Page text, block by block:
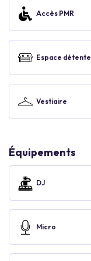
Accès PMR
Espace détente
Vestiaire
Équipements
DJ
Micro